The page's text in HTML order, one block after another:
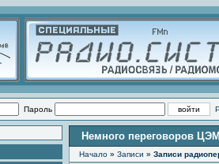
Пароль
Немного переговоров
Начало » Записи » Записи